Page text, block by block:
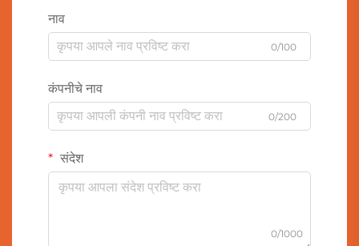
नाव
0/100
कंपनीचे नाव
0/200
संदेश
0/1000